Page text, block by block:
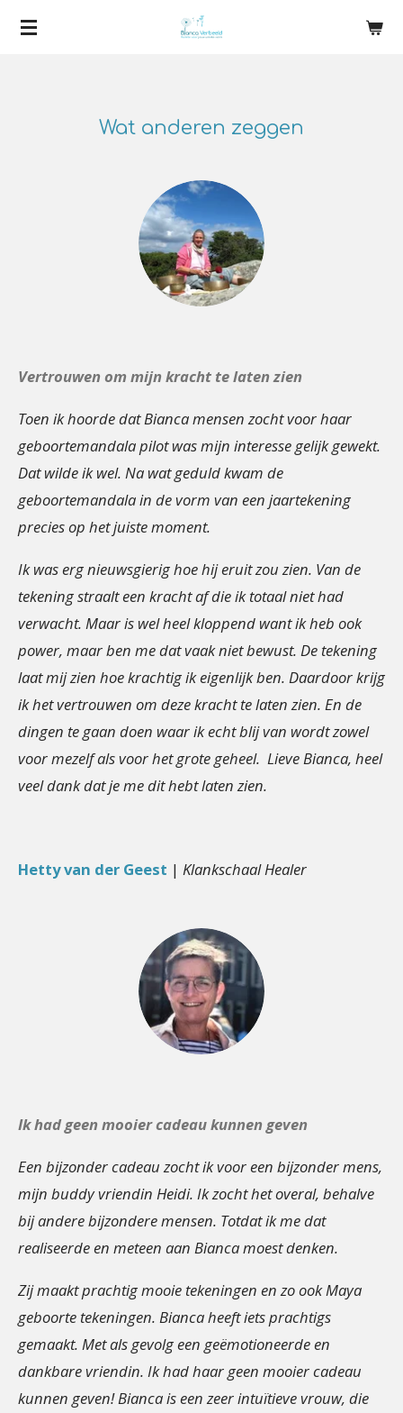
Ga
Wat anderen zeggen
Vertrouwen om mijn kracht te laten zien
Toen ik hoorde dat Bianca mensen zocht voor haar
geboortemandala pilot was mijn interesse gelijk gewekt.
Dat wilde ik wel. Na wat geduld kwam de
geboortemandala in de vorm van een jaartekening
precies op het juiste moment.
Ik was erg nieuwsgierig hoe hij eruit zou zien. Van de
tekening straalt een kracht af die ik totaal niet had
verwacht. Maar is wel heel kloppend want ik heb ook
power, maar ben me dat vaak niet bewust. De tekening
laat mij zien hoe krachtig ik eigenlijk ben. Daardoor krijg
ik het vertrouwen om deze kracht te laten zien. En de
dingen te gaan doen waar ik echt blij van wordt zowel
voor mezelf als voor het grote geheel. Lieve Bianca, heel
veel dank dat je me dit hebt laten zien.
Hetty van der Geest | Klankschaal Healer
Ik had geen mooier cadeau kunnen geven
Een bijzonder cadeau zocht ik voor een bijzonder mens,
mijn buddy vriendin Heidi. Ik zocht het overal, behalve
bij andere bijzondere mensen. Totdat ik me dat
realiseerde en meteen aan Bianca moest denken.
Zij maakt prachtig mooie tekeningen en zo ook Maya
geboorte tekeningen. Bianca heeft iets prachtigs
gemaakt. Met als gevolg een geëmotioneerde en
dankbare vriendin. Ik had haar geen mooier cadeau
kunnen geven! Bianca is een zeer intuïtieve vrouw, die